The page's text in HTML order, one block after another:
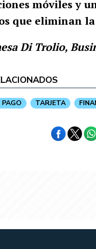
móviles y
que eliminan
Di Trolio,
PAGO TARJETA